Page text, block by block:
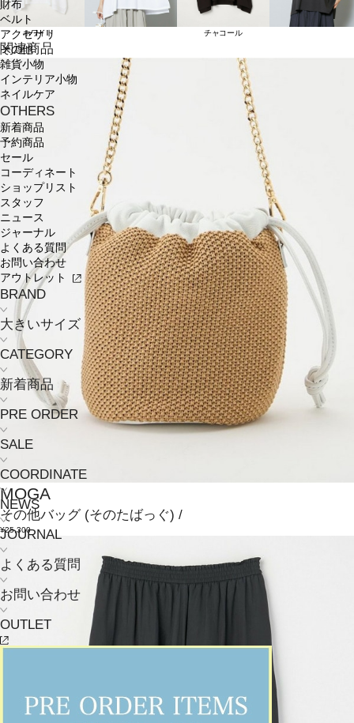
財布
ベルト
アクセサリ
その他
雑貨小物
インテリア小物
ネイルケア
OTHERS
新着商品
予約商品
セール
コーディネート
ショップリスト
スタッフ
ニュース
ジャーナル
よくある質問
お問い合わせ
アウトレット
BRAND
大きいサイズ
CATEGORY
新着商品
PRE ORDER
SALE
COORDINATE
NEWS
JOURNAL
よくある質問
お問い合わせ
OUTLET
ホワイト チャコール
関連商品
MOGA
その他バッグ (そのたばっぐ) /
¥25,300